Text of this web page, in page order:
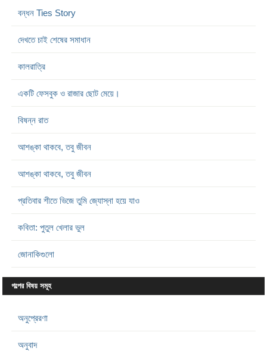
বন্ধন Ties Story
দেখতে চাই শেষের সমাধান
কালরাত্রি
একটি ফেসবুক ও রাজার ছোট মেয়ে।
বিষন্ন রাত
আশঙ্কা থাকবে, তবু জীবন
আশঙ্কা থাকবে, তবু জীবন
প্রতিবার শীতে ভিজে তুমি জ্যোস্না হয়ে যাও
কবিতা: পুতুল খেলার ভুল
জোনাকিগুলো
গল্পের বিষয় সমূহ
অনুপ্রেরণা
অনুবাদ